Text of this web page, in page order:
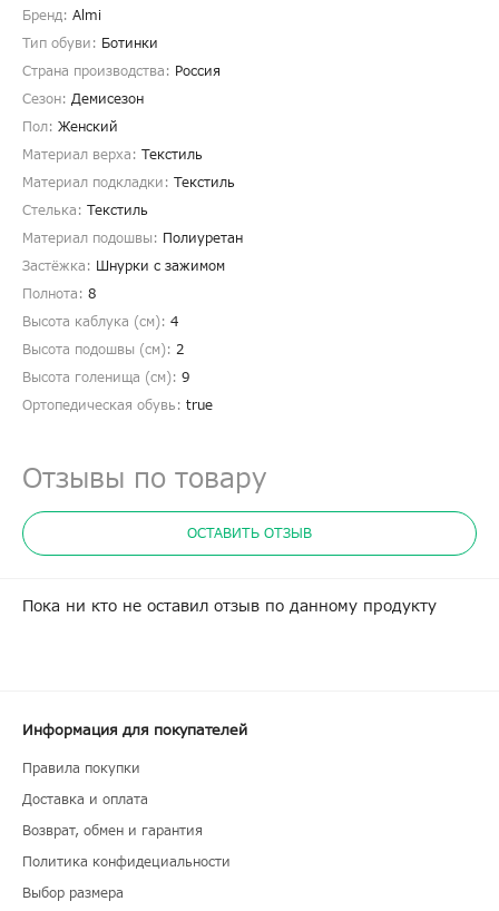
Бренд: Almi
Тип обуви: Ботинки
Страна производства: Россия
Сезон: Демисезон
Пол: Женский
Материал верха: Текстиль
Материал подкладки: Текстиль
Стелька: Текстиль
Материал подошвы: Полиуретан
Застёжка: Шнурки с зажимом
Полнота: 8
Высота каблука (см): 4
Высота подошвы (см): 2
Высота голенища (cм): 9
Ортопедическая обувь: true
Отзывы по товару
ОСТАВИТЬ ОТЗЫВ
Пока ни кто не оставил отзыв по данному продукту
Информация для покупателей
Правила покупки
Доставка и оплата
Возврат, обмен и гарантия
Политика конфидециальности
Выбор размера